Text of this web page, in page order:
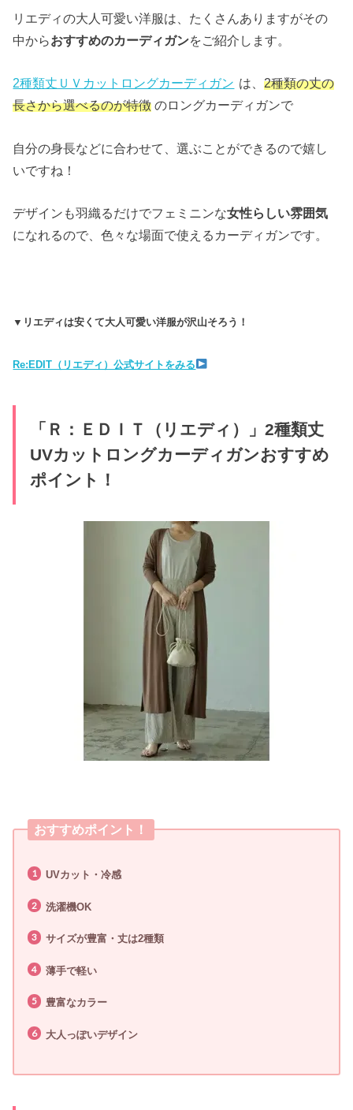
リエディの大人可愛い洋服は、たくさんありますがその
中からおすすめのカーディガンをご紹介します。
2種類丈ＵＶカットロングカーディガン は、2種類の丈の
長さから選べるのが特徴 のロングカーディガンで
自分の身長などに合わせて、選ぶことができるので嬉し
いですね！
デザインも羽織るだけでフェミニンな女性らしい雰囲気
になれるので、色々な場面で使えるカーディガンです。
▼リエディは安くて大人可愛い洋服が沢山そろう！
Re:EDIT（リエディ）公式サイトをみる
「Ｒ：ＥＤＩＴ（リエディ）」2種類丈
UVカットロングカーディガンおすすめ
ポイント！
おすすめポイント！
UVカット・冷感
洗濯機OK
サイズが豊富・丈は2種類
薄手で軽い
豊富なカラー
大人っぽいデザイン